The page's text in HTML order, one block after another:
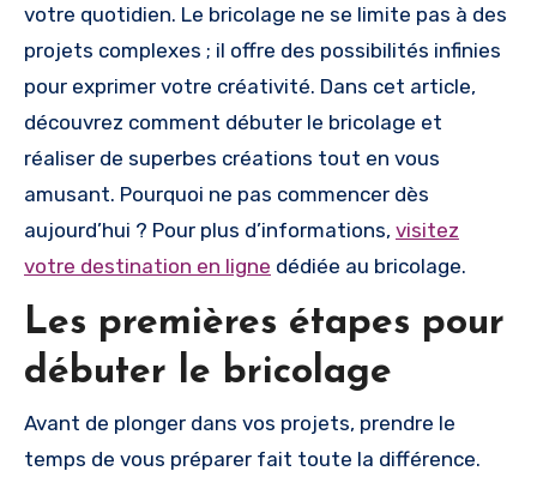
votre quotidien. Le bricolage ne se limite pas à des
projets complexes ; il offre des possibilités infinies
pour exprimer votre créativité. Dans cet article,
découvrez comment débuter le bricolage et
réaliser de superbes créations tout en vous
amusant. Pourquoi ne pas commencer dès
aujourd’hui ? Pour plus d’informations, visitez
votre destination en ligne dédiée au bricolage.
Les premières étapes pour
débuter le bricolage
Avant de plonger dans vos projets, prendre le
temps de vous préparer fait toute la différence.